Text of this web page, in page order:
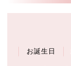
お誕生日